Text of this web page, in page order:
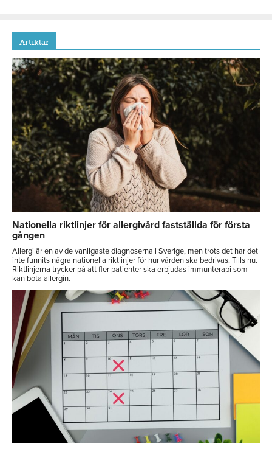
Artiklar
Nationella riktlinjer för allergivård fastställda för första
gången
Allergi är en av de vanligaste diagnoserna i Sverige, men trots det har det
inte funnits några nationella riktlinjer för hur vården ska bedrivas. Tills nu.
Riktlinjerna trycker på att fler patienter ska erbjudas immunterapi som
kan bota allergin.